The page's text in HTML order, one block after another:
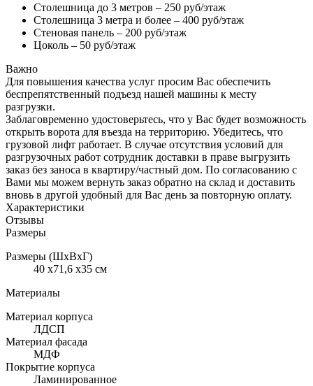
Столешница до 3 метров – 250 руб/этаж
Столешница 3 метра и более – 400 руб/этаж
Стеновая панель – 200 руб/этаж
Цоколь – 50 руб/этаж
Важно
Для повышения качества услуг просим Вас обеспечить
беспрепятственный подъезд нашей машины к месту
разгрузки.
Заблаговременно удостоверьтесь, что у Вас будет возможность
открыть ворота для въезда на территорию. Убедитесь, что
грузовой лифт работает. В случае отсутствия условий для
разгрузочных работ сотрудник доставки в праве выгрузить
заказ без заноса в квартиру/частный дом. По согласованию с
Вами мы можем вернуть заказ обратно на склад и доставить
вновь в другой удобный для Вас день за повторную оплату.
Характеристики
Отзывы
Размеры
Размеры (ШхВхГ)
40 x71,6 x35 см
Материалы
Материал корпуса
ЛДСП
Материал фасада
МДФ
Покрытие корпуса
Ламинированное